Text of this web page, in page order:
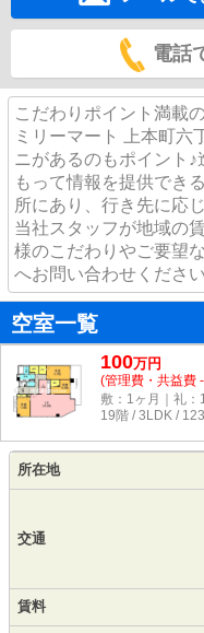
電話
こだわりポイント満載
ミリーマート 上本町六
ニがあるのもポイント
もって情報を提供でき
所にあり、行き先に応
当社スタッフが地域の
様のこだわりやご要望
へお問い合わせくださ
空室一覧
100万円
(管理費・共益費
敷：1ヶ月｜礼：
19階 / 3LDK /
所在地
交通
賃料